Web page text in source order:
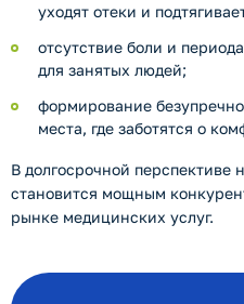
уходят отеки и
отсутствие боли и
для занятых людей;
формирование
места, где заботятся о
В долгосрочной перспективе
становится мощным
рынке медицинских услуг.